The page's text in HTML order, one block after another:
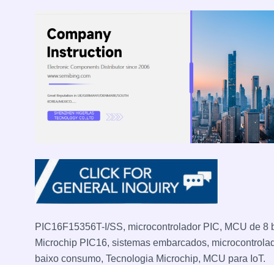
PIC16F15356T-I/SS, microcontrolador PIC, MCU de 8
Microchip PIC16, sistemas embarcados,
baixo consumo, Tecnologia Microchip, MCU para IoT.